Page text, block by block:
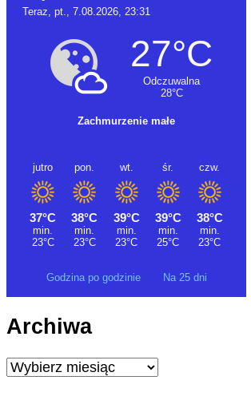
Godzina po godzinie Na 25 dni
Archiwa
Archiwa